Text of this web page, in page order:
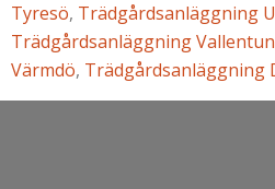
Tyresö, Trädgårdsanläggning
Trädgårdsanläggning
Värmdö, Trädgårdsanläggning